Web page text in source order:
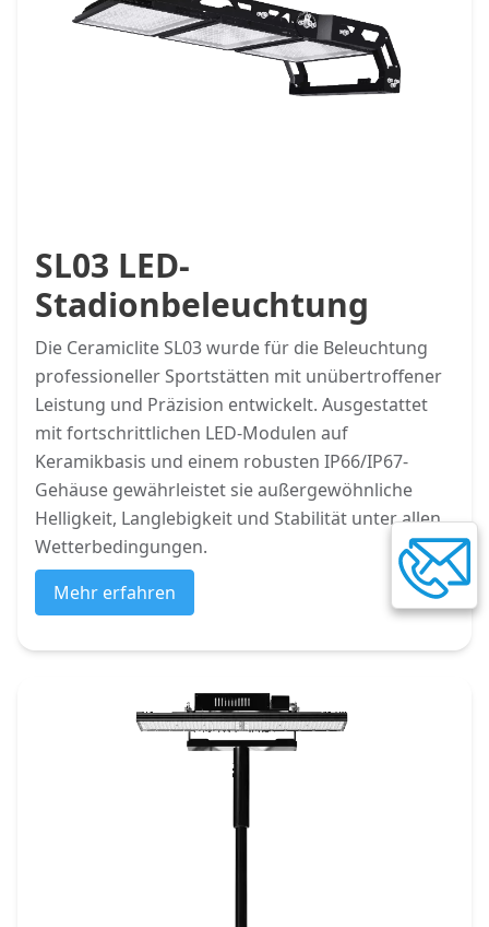
SL03 LED-
Stadionbeleuchtung
Die Ceramiclite SL03 wurde für die Beleuchtung
professioneller Sportstätten mit unübertroffener
Leistung und Präzision entwickelt. Ausgestattet
mit fortschrittlichen LED-Modulen auf
Keramikbasis und einem robusten IP66/IP67-
Gehäuse gewährleistet sie außergewöhnliche
Helligkeit, Langlebigkeit und Stabilität unter allen
Wetterbedingungen.
Mehr erfahren